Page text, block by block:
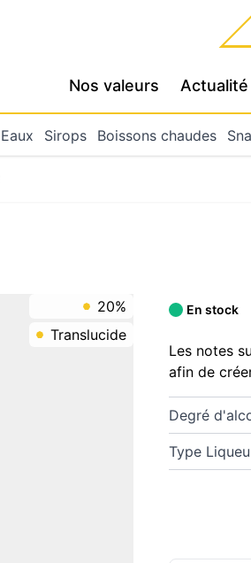
Nos valeurs Actualité
Eaux Sirops Boissons chaudes
20%
Translucide
En stock
Les notes
afin de
Degré
Type